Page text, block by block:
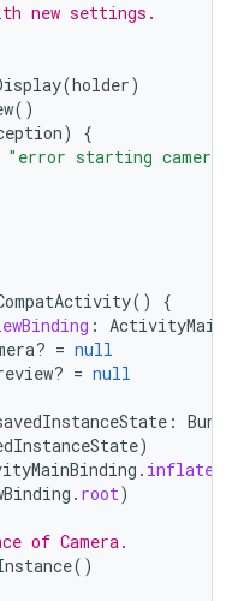
new settings.
(holder)
()
)
{
"error starting camera
()
{
:
= null
= null
:
)
. inflate
. root)
of Camera.
()